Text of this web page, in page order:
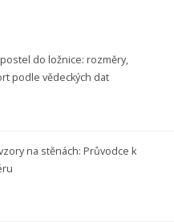
do ložnice: rozměry,
podle vědeckých dat
na stěnách: Průvodce k